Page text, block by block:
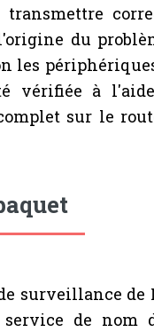
transmettre
du
les
vérifiée à
sur le
surveillance
service de nom